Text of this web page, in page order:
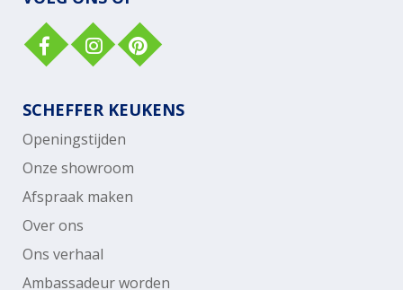
SCHEFFER KEUKENS
Openingstijden
Onze showroom
Afspraak maken
Over ons
Ons verhaal
Ambassadeur worden